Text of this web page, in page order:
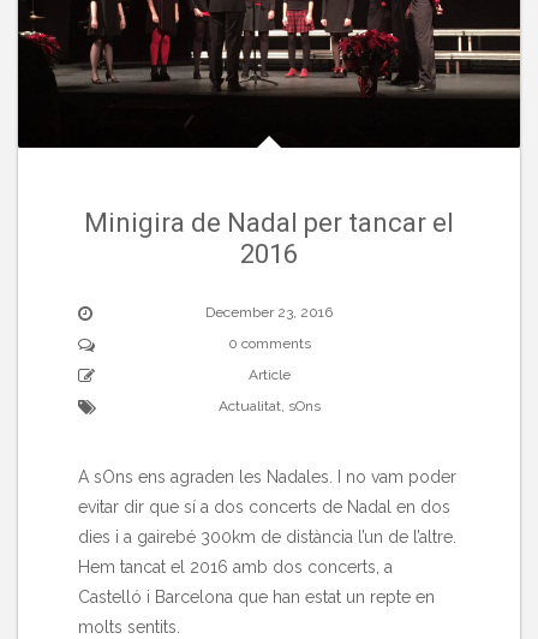
Minigira de Nadal per tancar el
2016
December 23, 2016
0 comments
Article
Actualitat, sOns
A sOns ens agraden les Nadales. I no vam poder
evitar dir que sí a dos concerts de Nadal en dos
dies i a gairebé 300km de distància l’un de l’altre.
Hem tancat el 2016 amb dos concerts, a
Castelló i Barcelona que han estat un repte en
molts sentits.